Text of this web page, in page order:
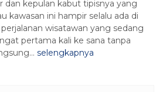
dan kepulan kabut tipisnya yang
kawasan ini hampir selalu ada di
wisatawan yang sedang
pertama kali ke sana tanpa
selengkapnya